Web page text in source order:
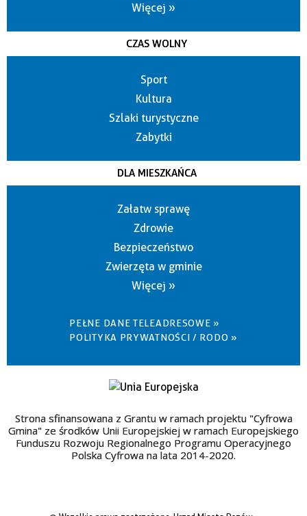
Więcej »
CZAS WOLNY
Sport
Kultura
Szlaki turystyczne
Zabytki
DLA MIESZKAŃCA
Załatw sprawę
Zdrowie
Bezpieczeństwo
Zwierzęta w gminie
Więcej »
PEŁNE DANE TELEADRESOWE »
POLITYKA PRYWATNOŚCI / RODO »
Strona sfinansowana z Grantu w ramach projektu "Cyfrowa
Gmina" ze środków Unii Europejskiej w ramach Europejskiego
Funduszu Rozwoju Regionalnego Programu Operacyjnego
Polska Cyfrowa na lata 2014-2020.